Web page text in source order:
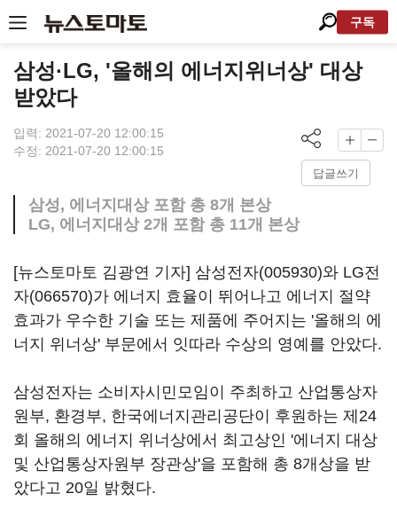
구독
삼성·LG, '올해의 에너지위너상' 대상
받았다
입력: 2021-07-20 12:00:15
수정: 2021-07-20 12:00:15
답글쓰기
삼성, 에너지대상 포함 총 8개 본상
LG, 에너지대상 2개 포함 총 11개 본상
[뉴스토마토 김광연 기자] 삼성전자(005930)와 LG전
자(066570)가 에너지 효율이 뛰어나고 에너지 절약
효과가 우수한 기술 또는 제품에 주어지는 '올해의 에
너지 위너상' 부문에서 잇따라 수상의 영예를 안았다.
삼성전자는 소비자시민모임이 주최하고 산업통상자
원부, 환경부, 한국에너지관리공단이 후원하는 제24
회 올해의 에너지 위너상에서 최고상인 '에너지 대상
및 산업통상자원부 장관상'을 포함해 총 8개상을 받
았다고 20일 밝혔다.